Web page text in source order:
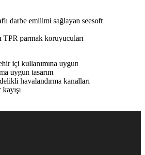
darbe emilimi sağlayan seesoft
TPR parmak koruyucuları
içi kullanımına uygun
uygun tasarım
havalandırma kanalları